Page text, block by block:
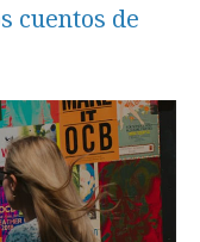
cuentos de